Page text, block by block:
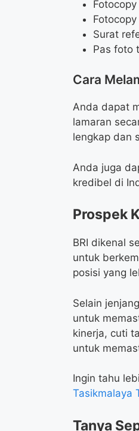
Fotocopy
Surat
Pas foto
Cara
Anda dapat
lamaran
lengkap dan
Anda juga
kredibel di
Prospek
BRI dikenal
untuk
posisi yang
Selain
untuk
kinerja, cuti
untuk
Ingin tahu
Tasikmalaya
Tanya